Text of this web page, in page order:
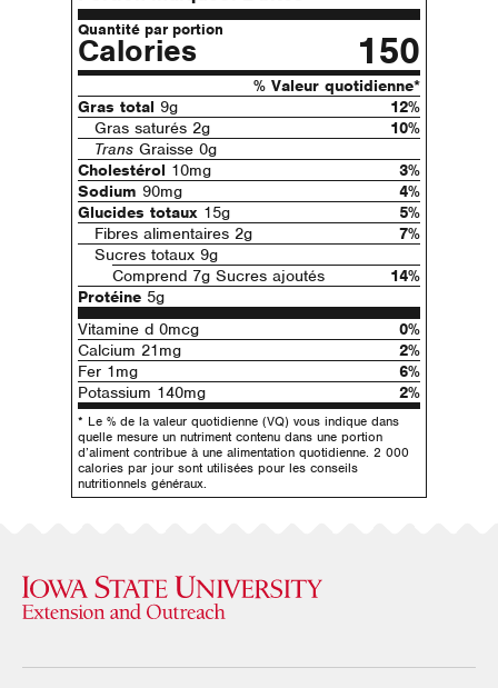
Quantité par portion
Calories 150
% Valeur quotidienne*
Gras total 9g
12%
Gras saturés 2g
10%
Trans Graisse 0g
Cholestérol 10mg
3%
Sodium 90mg
4%
Glucides totaux 15g
5%
Fibres alimentaires 2g
7%
Sucres totaux 9g
Comprend 7g Sucres ajoutés
14%
Protéine 5g
Vitamine d 0mcg
0%
Calcium 21mg
2%
Fer 1mg
6%
Potassium 140mg
2%
* Le % de la valeur quotidienne (VQ) vous indique dans
quelle mesure un nutriment contenu dans une portion
d’aliment contribue à une alimentation quotidienne. 2 000
calories par jour sont utilisées pour les conseils
nutritionnels généraux.